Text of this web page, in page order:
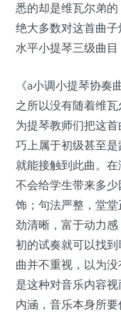
悉的却是维瓦尔弟
绝大多数对这首曲
水平小提琴三级曲目
《a小调小提琴协
之所以没有随着维
为提琴教师们把这
巧上属于初级甚至
就能接触到此曲。在
不会给学生带来多
饰；句法严整，堂
劲清晰，富于动力
初的试奏就可以找
曲并不重视，以为
是这种对音乐内容
内涵，音乐本身所